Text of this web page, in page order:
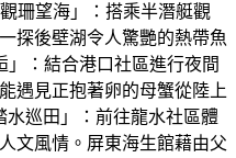
珊望海」：搭乘半潛艇觀
探後壁湖令人驚艷的熱帶魚
」：結合港口社區進行夜間
遇見正抱著卵的母蟹從陸上
水巡田」：前往龍水社區體
文風情。屏東海生館藉由父